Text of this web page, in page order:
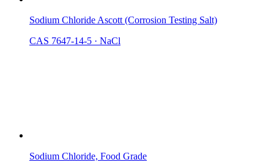
Sodium Chloride Ascott (Corrosion Testing Salt)
CAS 7647-14-5 · NaCl
Sodium Chloride, Food Grade